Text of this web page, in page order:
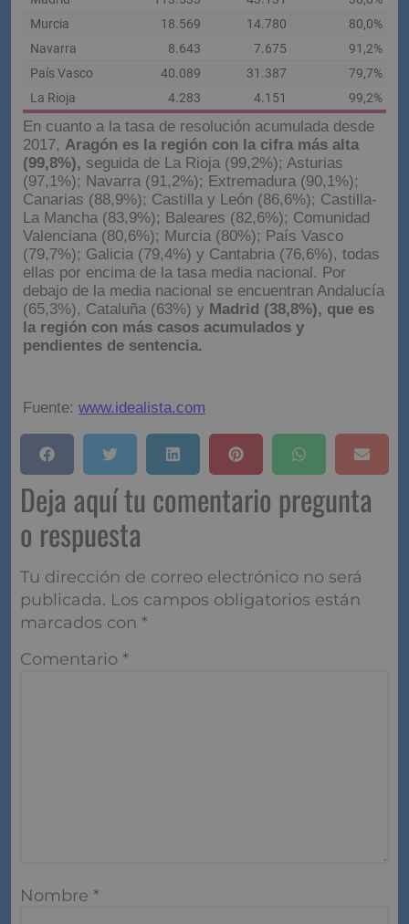
En cuanto a la tasa de resolución acumulada desde
2017, Aragón es la región con la cifra más alta
(99,8%), seguida de La Rioja (99,2%); Asturias
(97,1%); Navarra (91,2%); Extremadura (90,1%);
Canarias (88,9%); Castilla y León (86,6%); Castilla-
La Mancha (83,9%); Baleares (82,6%); Comunidad
Valenciana (80,6%); Murcia (80%); País Vasco
(79,7%); Galicia (79,4%) y Cantabria (76,6%), todas
ellas por encima de la tasa media nacional. Por
debajo de la media nacional se encuentran Andalucía
(65,3%), Cataluña (63%) y Madrid (38,8%), que es
la región con más casos acumulados y
pendientes de sentencia.
Fuente: www.idealista.com
Deja aquí tu comentario pregunta
o respuesta
Tu dirección de correo electrónico no será
publicada. Los campos obligatorios están
marcados con *
Comentario *
Nombre *